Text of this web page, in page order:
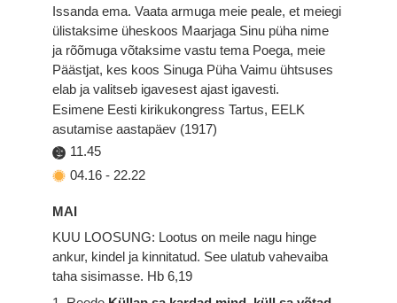
Issanda ema. Vaata armuga meie peale, et meiegi
ülistaksime üheskoos Maarjaga Sinu püha nime
ja rõõmuga võtaksime vastu tema Poega, meie
Päästjat, kes koos Sinuga Püha Vaimu ühtsuses
elab ja valitseb igavesest ajast igavesti.
Esimene Eesti kirikukongress Tartus, EELK
asutamise aastapäev (1917)
11.45
04.16 - 22.22
MAI
KUU LOOSUNG: Lootus on meile nagu hinge
ankur, kindel ja kinnitatud. See ulatub vahevaiba
taha sisimasse. Hb 6,19